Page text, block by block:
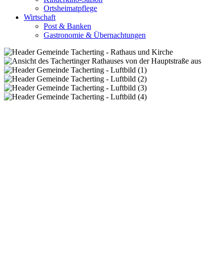
Ortsheimatpflege
Wirtschaft
Post & Banken
Gastronomie & Übernachtungen